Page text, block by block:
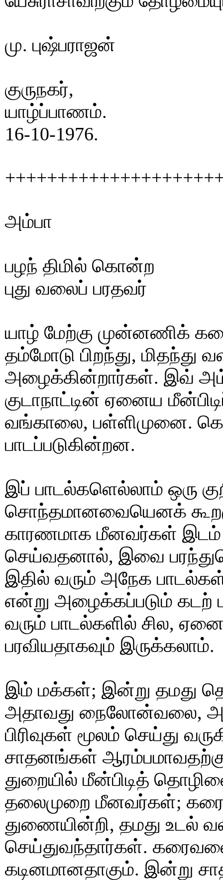
மு. புஷ்பராஜன்
குருநகர்,
யாழ்ப்பாணம்.
16-10-1976.
அம்பா
பழந் திமில் கொன்ற
புது வலைப் பரதவர்
யாழ் மேற்கு முன்னணிக்
தம்மோடு பிறந்து,
அழைக்கின்றார்கள். இவ்
குடாநாட்டின் ஏனைய
வங்காலை, பள்ளிமுனை.
பாடப்படுகின்றன.
இப் பாடல்களெல்லாம் ஒரு
சொந்தமானவையெனக்
காரணமாக மீனவர்கள் இடம்
செய்வதனால், இவை
இதில் வரும் அநேக பாடல்கள்
என்று அழைக்கப்படும் கடற்
வரும் பாடல்களில் சில,
பரவியதாகவும் இருக்கலாம்.
இம் மக்கள்; இன்று தமது
அதாவது நைலோன்வலை,
பிரிவுகள் மூலம் செய்து
சாதனங்கள்
துறையில் மீன்பிடித்
தலைமுறை மீனவர்கள்;
துணையின்றி, தமது உடல்
செய்துவந்தார்கள்.
கடினமானதாகும். இன்று